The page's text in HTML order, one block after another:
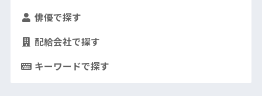
俳優で探す
配給会社で探す
キーワードで探す